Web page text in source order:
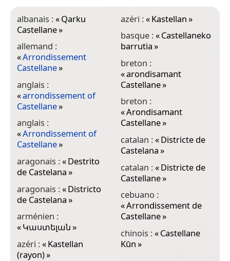
albanais :«Qarku
Castellane»
allemand :
«Arrondissement
Castellane»
anglais :
«arrondissement of
Castellane»
anglais :
«Arrondissement of
Castellane»
aragonais :«Destrito
de Castelana»
aragonais :«Districto
de Castelana»
arménien :
«Կաստելան»
azéri :«Kastellan
(rayon)»
azéri :«Kastellan»
basque :«Castellaneko
barrutia»
breton :
«arondisamant
Castellane»
breton :
«Arondisamant
Castellane»
catalan :«Districte de
Castelana»
catalan :«Districte de
Castellane»
cebuano :
«Arrondissement de
Castellane»
chinois :«Castellane
Kūn»